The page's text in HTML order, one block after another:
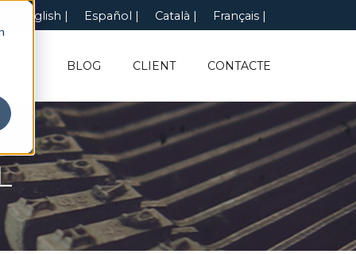
Català
English Español Français
BLOG CLIENT CONTACTE